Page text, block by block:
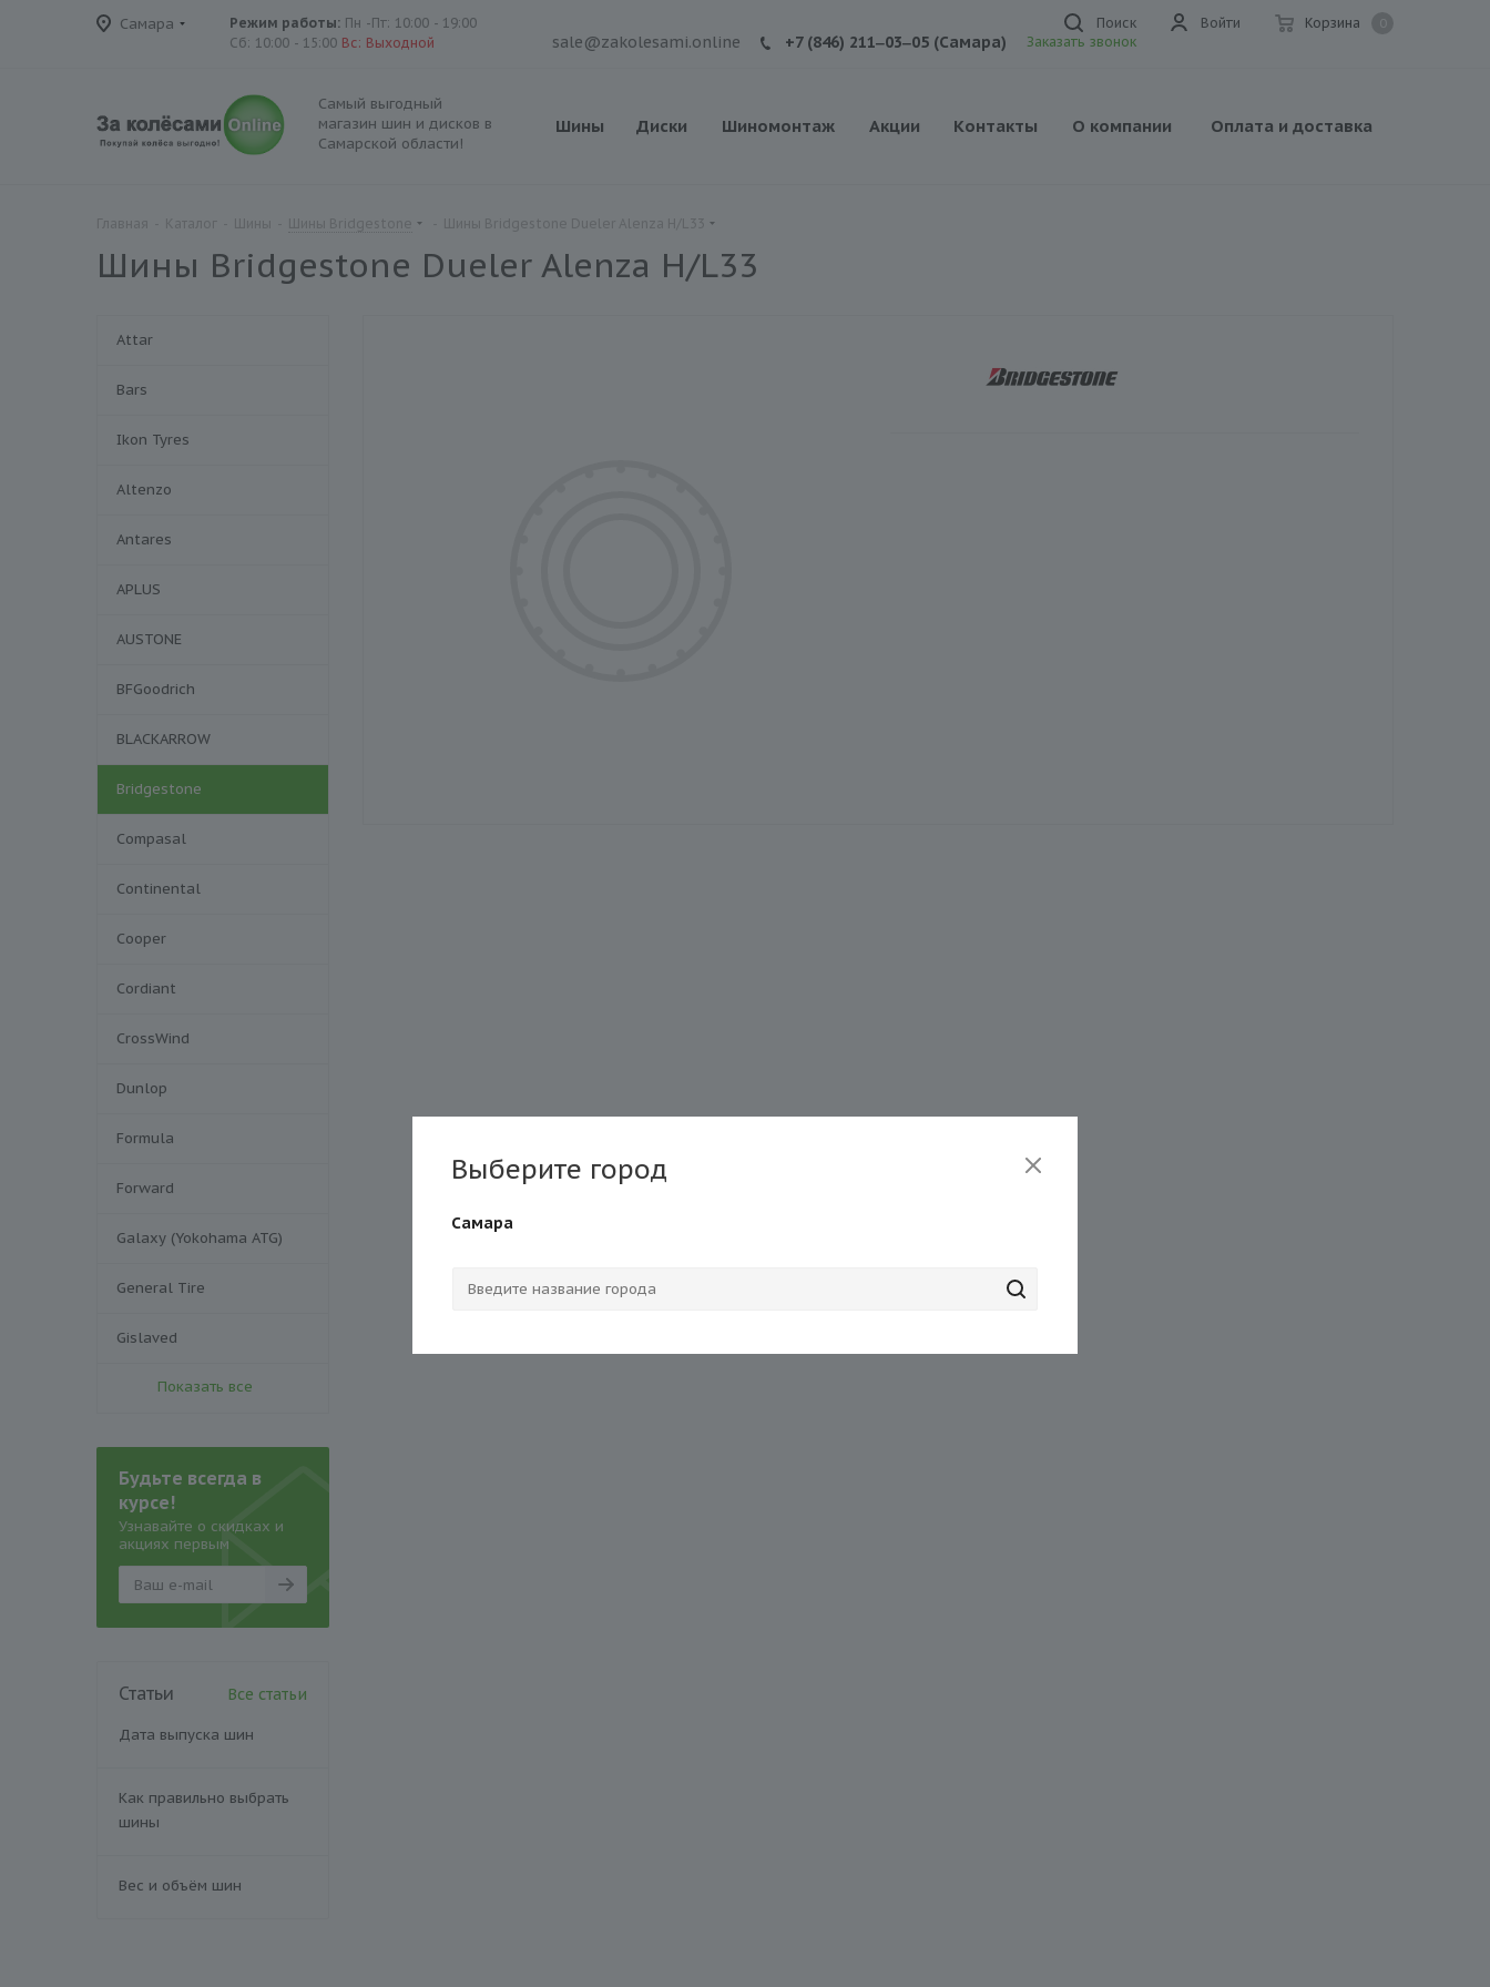
Самара Корзина
Войти
Режим работы: Пн -Пт: 10:00 - 19:00
Сб: 10:00 - 15:00 Вс: Выходной
Поиск
sale@zakolesami.online +7 (846) 211‒03‒05 (Самара) Заказать звонок
Самый выгодный
магазин шин и дисков в
Самарской области!
Шины Диски Шиномонтаж Акции Контакты О компании Оплата и доставка
Шины Bridgestone Dueler Alenza H/L33
Attar
Bars
Ikon Tyres
Altenzo
Antares
APLUS
AUSTONE
BFGoodrich
BLACKARROW
Bridgestone
Compasal
Continental
Cooper
Cordiant
CrossWind
Dunlop
Formula
Forward
Galaxy (Yokohama ATG)
General Tire
Gislaved
Показать все
Будьте всегда в
курсе!
Узнавайте о скидках и
акциях первым
Статьи Все статьи
Дата выпуска шин
Как правильно выбрать
шины
Вес и объём шин
Выберите город
Самара